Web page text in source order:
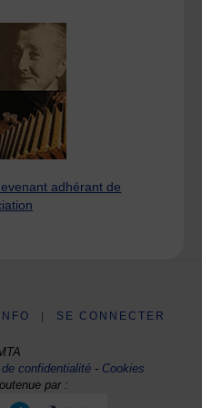
adhérant de
SE CONNECTER
confidentialité- Cookies
par :